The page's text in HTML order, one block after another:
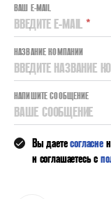
ВАШ E-MAIL
ВВЕДИТЕ E-MAIL *
НАЗВАНИЕ КОМПАНИИ
ВВЕДИТЕ НАЗВАНИЕ
НАПИШИТЕ СООБЩЕНИЕ
ВАШЕ СООБЩЕНИЕ
Вы даетесогласие
и соглашаетесь с